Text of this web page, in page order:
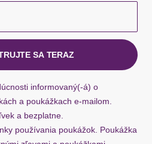
SA TERAZ
informovaný(-á) o
a poukážkach e-mailom.
a bezplatne.
používania poukážok. Poukážka